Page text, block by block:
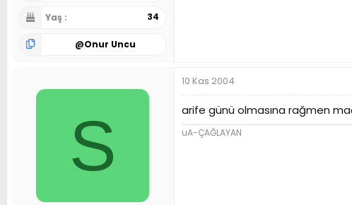
Yaş 34
@Onur Uncu
S
10 Kas 2004
arife günü olmasına rağmen
uA-ÇAĞLAYAN